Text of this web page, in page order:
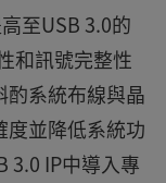
至USB 3.0的
和訊號完整性
酌系統布線與晶
度並降低系統功
3.0 IP中導入專